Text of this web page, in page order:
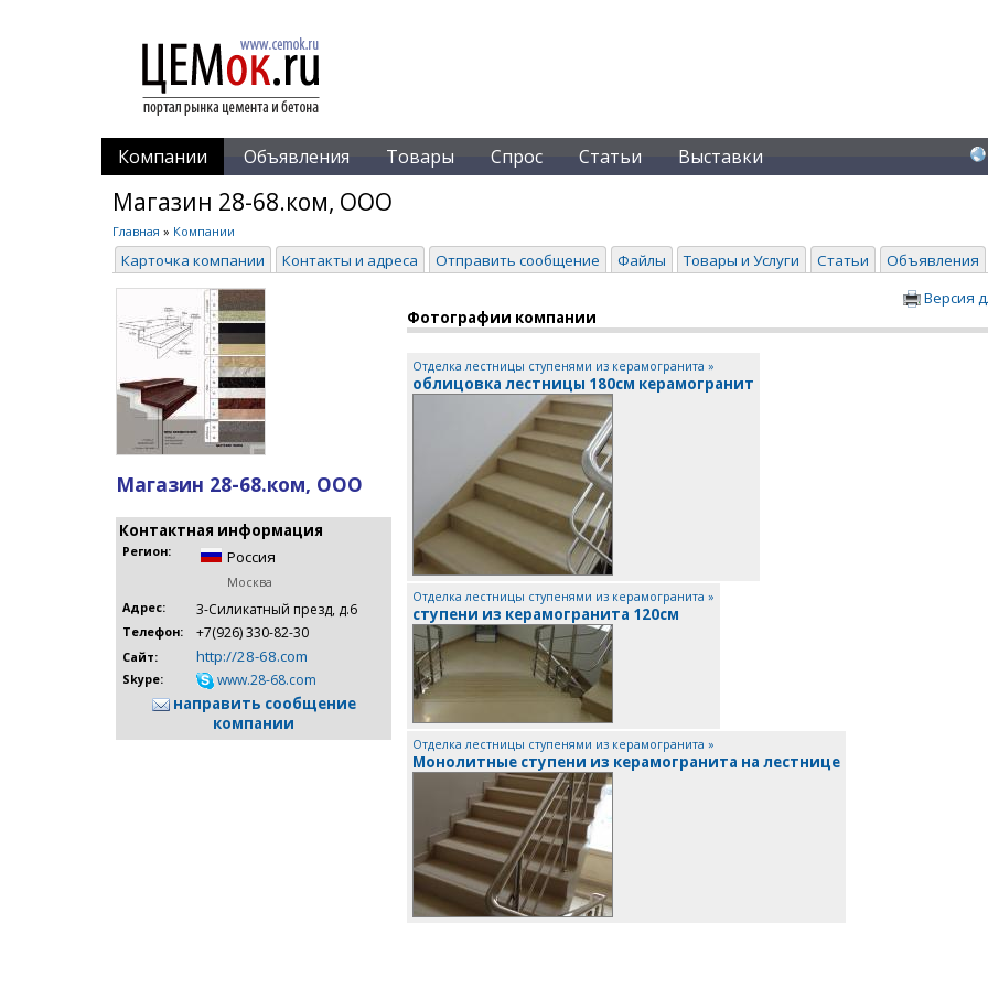
Компании Объявления Товары Спрос Статьи Выставки
Магазин 28-68.ком, ООО
Главная » Компании
Карточка компании Контакты и адреса Отправить сообщение Файлы Товары и Услуги Статьи Объявления
Магазин 28-68.ком, ООО
Контактная информация
Регион: Россия
Москва
Адрес:
3-Силикатный презд, д.6
Телефон: +7(926) 330-82-30
Сайт: http://28-68.com
Skype: www.28-68.com
направить сообщение
компании
Версия
Фотографии компании
Отделка лестницы ступенями из керамогранита »
облицовка лестницы 180см керамогранит
Отделка лестницы ступенями из керамогранита »
ступени из керамогранита 120см
Отделка лестницы ступенями из керамогранита »
Монолитные ступени из керамогранита на лестнице